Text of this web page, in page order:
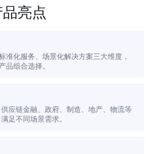
亮点
准化服务、场景化解决方案三大维度，
品组合选择。
应链金融、政府、制造、地产、物流等
足不同场景需求。